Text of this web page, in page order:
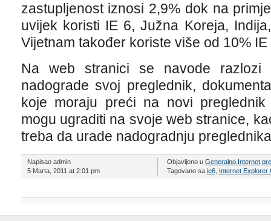
zastupljenost iznosi 2,9% dok na
uvijek koristi IE 6, Južna Koreja,
Vijetnam također koriste više od 10% IE
Na web stranici se navode razlozi
nadograde svoj preglednik,
koje moraju preći na novi
mogu ugraditi na svoje web stranice,
treba da urade nadogradnju
Napisao admin
5 Marta, 2011 at 2:01 pm
Objavljeno u Generalno, Internet
Tagovano sa ie6, Internet Explorer